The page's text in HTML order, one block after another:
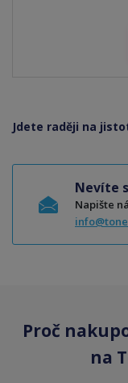
Jdete raději na
Nevíte
Napište
Proč
na